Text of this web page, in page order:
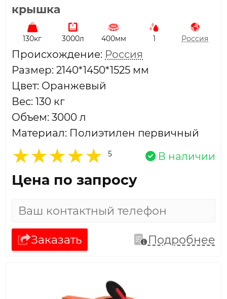
крышка
130кг 3000л 400мм 1 Россия
Проиcхождение: Россия
Размер: 2140*1450*1525 мм
Цвет: Оранжевый
Вес: 130 кг
Объем: 3000 л
Материал: Полиэтилен первичный
5 В наличии
Цена по запросу
Заказать Подробнее